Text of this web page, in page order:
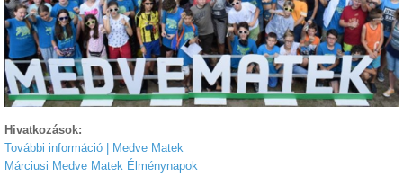
Hivatkozások:
További információ | Medve Matek
Márciusi Medve Matek Élménynapok